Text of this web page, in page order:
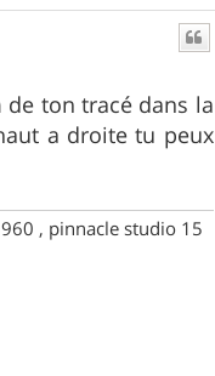
ton tracé dans la
a droite tu peux
, pinnacle studio 15